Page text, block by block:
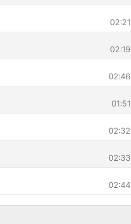
02:21
02:19
02:46
01:51
02:32
02:33
02:44